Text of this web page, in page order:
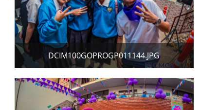
DCIM100GOPROGP011144.JPG